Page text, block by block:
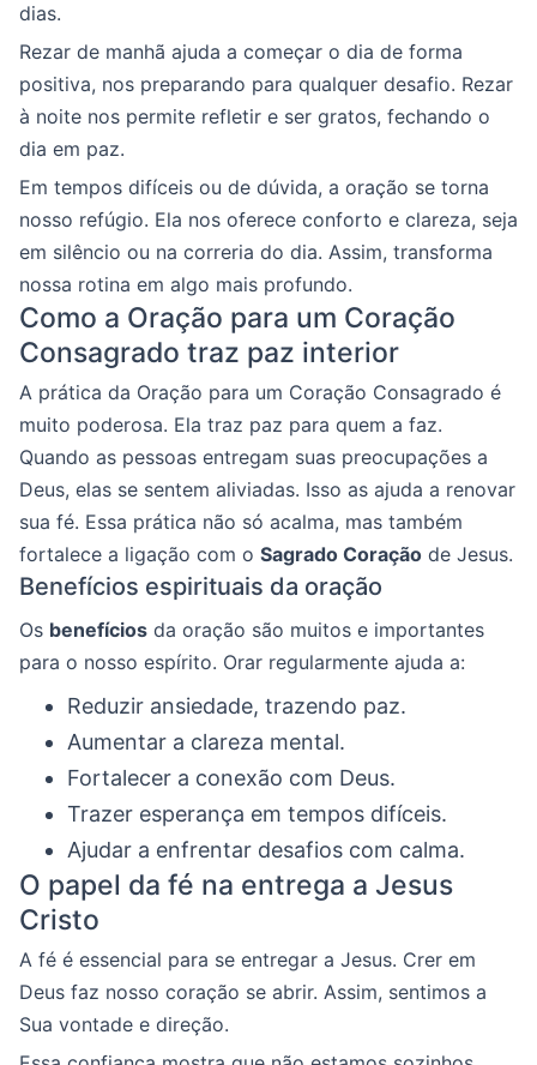
dias.
Rezar de manhã ajuda a começar o dia de forma
positiva, nos preparando para qualquer desafio. Rezar
à noite nos permite refletir e ser gratos, fechando o
dia em paz.
Em tempos difíceis ou de dúvida, a oração se torna
nosso refúgio. Ela nos oferece conforto e clareza, seja
em silêncio ou na correria do dia. Assim, transforma
nossa rotina em algo mais profundo.
Como a Oração para um Coração
Consagrado traz paz interior
A prática da Oração para um Coração Consagrado é
muito poderosa. Ela traz paz para quem a faz.
Quando as pessoas entregam suas preocupações a
Deus, elas se sentem aliviadas. Isso as ajuda a renovar
sua fé. Essa prática não só acalma, mas também
fortalece a ligação com o Sagrado Coração de Jesus.
Benefícios espirituais da oração
Os benefícios da oração são muitos e importantes
para o nosso espírito. Orar regularmente ajuda a:
Reduzir ansiedade, trazendo paz.
Aumentar a clareza mental.
Fortalecer a conexão com Deus.
Trazer esperança em tempos difíceis.
Ajudar a enfrentar desafios com calma.
O papel da fé na entrega a Jesus
Cristo
A fé é essencial para se entregar a Jesus. Crer em
Deus faz nosso coração se abrir. Assim, sentimos a
Sua vontade e direção.